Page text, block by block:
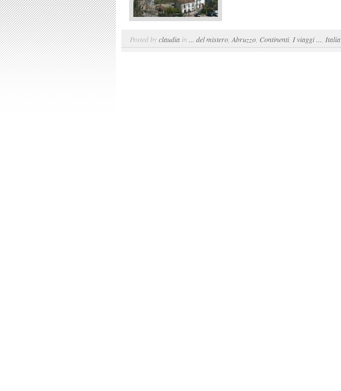
Posted byclaudia in ... del mistero Abruzzo Continenti, I viaggi ... Italia